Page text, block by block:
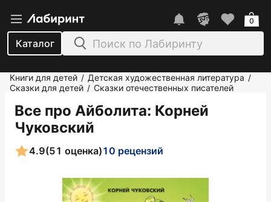
Каталог
0
Книги для детей / Детская художественная литература /
Сказки для детей / Сказки отечественных писателей
Все про Айболита: Корней
Чуковский
4.9(51 оценка)10 рецензий